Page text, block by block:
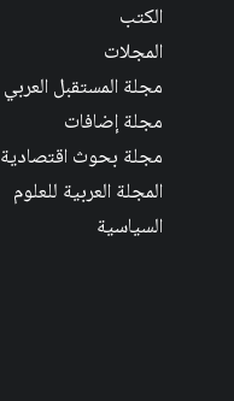
الكتب
المجلات
مجلة المستقبل العربي
مجلة إضافات
مجلة بحوث اقتصادية
المجلة العربية للعلوم
السياسية